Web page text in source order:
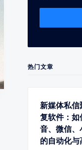
热门文章
新媒体私信
复软件：如
音、微信、
的自动化与